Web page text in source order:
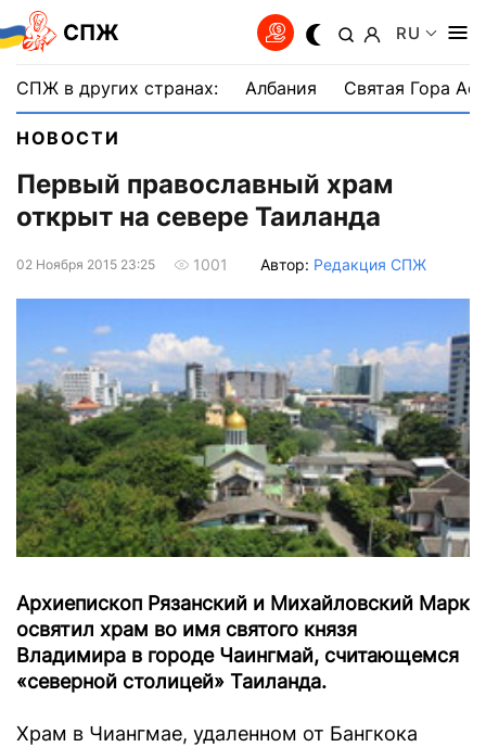
СПЖ RU
СПЖ в других странах: Албания Святая Гора
НОВОСТИ
Первый православный храм
открыт на севере Таиланда
02 Ноября 2015 23:25 1001 Автор: Редакция СПЖ
Архиепископ Рязанский и Михайловский Марк
освятил храм во имя святого князя
Владимира в городе Чаингмай, считающемся
«северной столицей» Таиланда.
Храм в Чиангмае, удаленном от Бангкока